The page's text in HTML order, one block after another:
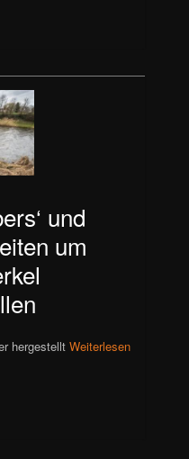
und
um
hergestelltWeiterlesen